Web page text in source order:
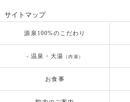
サイトマップ
源泉100%のこだわり
- 温泉・大湯 （内湯）
お食事